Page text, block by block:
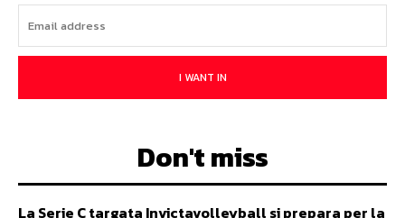
I WANT IN
Don't miss
La Serie C targata Invictavolleyball si prepara per la